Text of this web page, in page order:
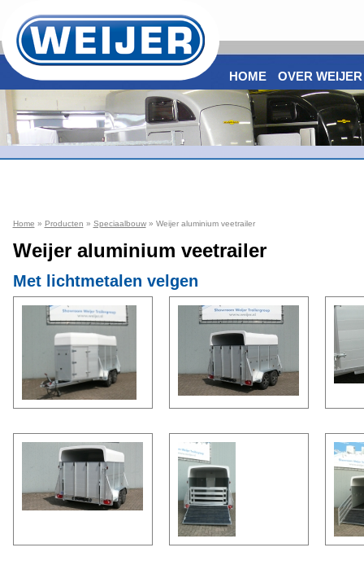
Home » Producten » Speciaalbouw» Weijer aluminium veetrailer
Weijer aluminium veetrailer
Met lichtmetalen velgen
HOME OVER WEIJER